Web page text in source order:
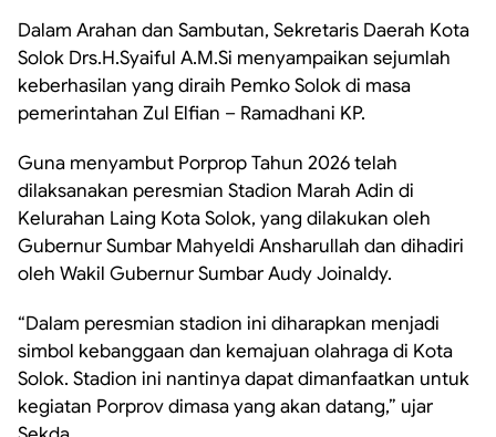
Dalam Arahan dan Sambutan, Sekretaris Daerah Kota
Solok Drs.H.Syaiful A.M.Si menyampaikan sejumlah
keberhasilan yang diraih Pemko Solok di masa
pemerintahan Zul Elfian – Ramadhani KP.
Guna menyambut Porprop Tahun 2026 telah
dilaksanakan peresmian Stadion Marah Adin di
Kelurahan Laing Kota Solok, yang dilakukan oleh
Gubernur Sumbar Mahyeldi Ansharullah dan dihadiri
oleh Wakil Gubernur Sumbar Audy Joinaldy.
“Dalam peresmian stadion ini diharapkan menjadi
simbol kebanggaan dan kemajuan olahraga di Kota
Solok. Stadion ini nantinya dapat dimanfaatkan untuk
kegiatan Porprov dimasa yang akan datang,” ujar